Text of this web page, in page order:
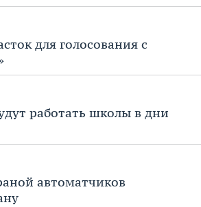
для голосования с
работать школы в дни
автоматчиков